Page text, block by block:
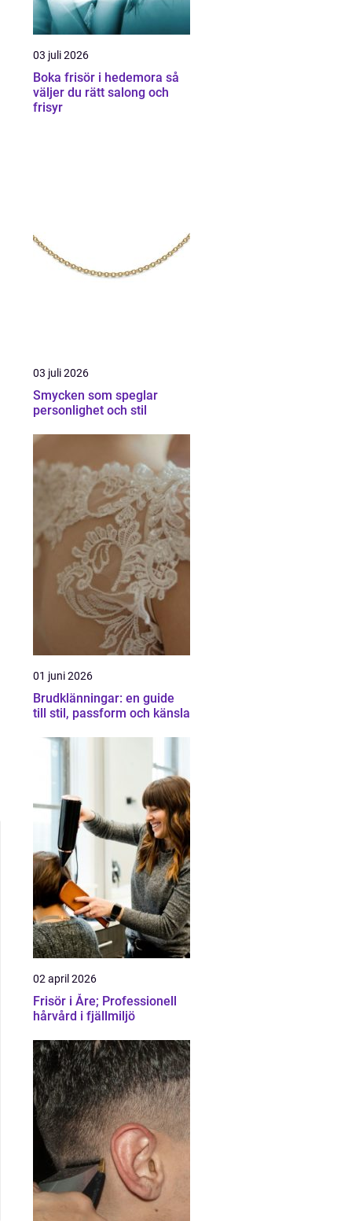
03 juli 2026
Boka frisör i hedemora så
väljer du rätt salong och
frisyr
03 juli 2026
Smycken som speglar
personlighet och stil
01 juni 2026
Brudklänningar: en guide
till stil, passform och känsla
02 april 2026
Frisör i Åre; Professionell
hårvård i fjällmiljö